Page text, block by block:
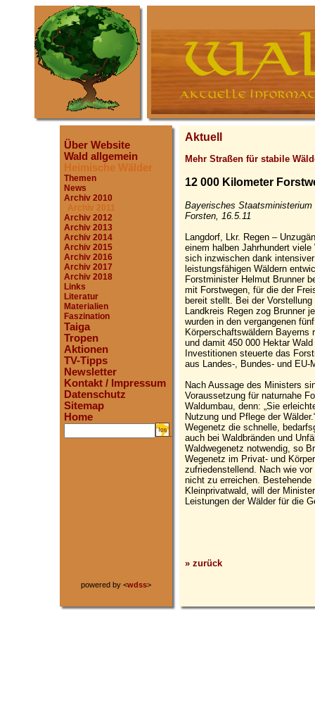
Über Website
Wald allgemein
Heimische Wälder
Themen
News
Archiv 2010
Archiv 2011
Archiv 2012
Archiv 2013
Archiv 2014
Archiv 2015
Archiv 2016
Archiv 2017
Archiv 2018
Links
Literatur
Materialien
Faszination
Taiga
Tropen
Aktionen
TV-Tipps
Newsletter
Kontakt / Impressum
Datenschutz
Sitemap
Home
.
powered by <wdss>
Aktuell
Mehr Straßen für stabile
12 000 Kilometer
Bayerisches
Forsten, 16.5.11
Langdorf, Lkr. Regen –
einem halben Jahrhundert
sich inzwischen dank
leistungsfähigen Wäldern
Forstminister Helmut Brunner
mit Forstwegen, für die der
bereit stellt. Bei der
Landkreis Regen zog Brunner
wurden in den vergangenen
Körperschaftswäldern Bayerns
und damit 450 000 Hektar
Investitionen steuerte das
aus Landes-, Bundes- und EU-
Nach Aussage des Ministers
Voraussetzung für naturnahe
Waldumbau, denn: „Sie
Nutzung und Pflege der
Wegenetz die schnelle,
auch bei Waldbränden und
Waldwegenetz notwendig, so
Wegenetz im Privat- und
zufriedenstellend. Nach wie
nicht zu erreichen.
Kleinprivatwald, will der
Leistungen der Wälder für die
» zurück